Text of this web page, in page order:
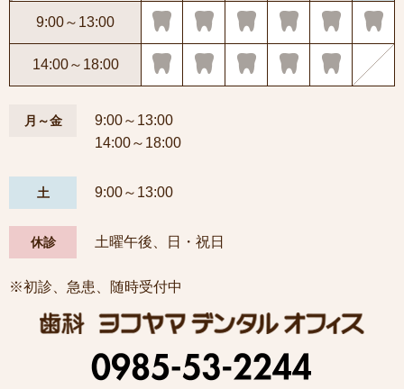
9:00～13:00
14:00～18:00
月～金
9:00～13:00
14:00～18:00
土 9:00～13:00
休診 土曜午後、日・祝日
※初診、急患、随時受付中